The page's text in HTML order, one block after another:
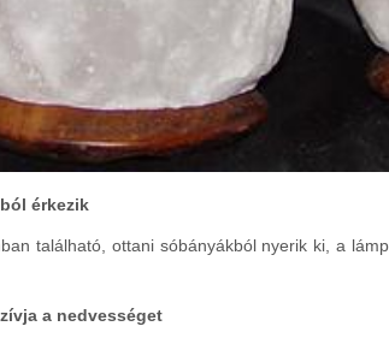
érkezik
található, ottani sóbányákból nyerik ki, a
a nedvességet